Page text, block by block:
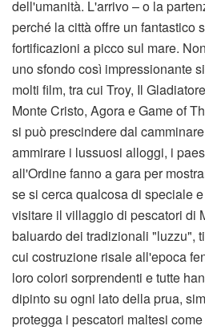
dell'umanità. L'arrivo – o la
perché la città offre un fantastico
fortificazioni a picco sul mare.
uno sfondo così impressionante
molti film, tra cui Troy, Il
Monte Cristo, Agora e Game of
si può prescindere dal
ammirare i lussuosi alloggi, i
all'Ordine fanno a gara per
se si cerca qualcosa di speciale
visitare il villaggio di pescatori di
baluardo dei tradizionali "luzzu",
cui costruzione risale all'epoca
loro colori sorprendenti e tutte
dipinto su ogni lato della prua,
protegga i pescatori maltesi